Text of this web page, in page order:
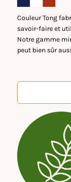
Couleur Tong
savoir-faire et
Notre gamme
peut bien sûr